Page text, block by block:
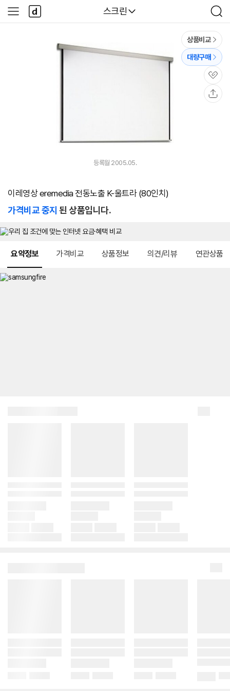
다나와
스크린
검
색
사
이
다
나
와
상품비교
대량구매
관
심
등록월 2005.05.
이레영상 eremedia 전동노출 K-울트라 (80인치)
가격비교 중지 된 상품입니다.
요약정보 가격비교 상품정보 의견/리뷰 연관상품